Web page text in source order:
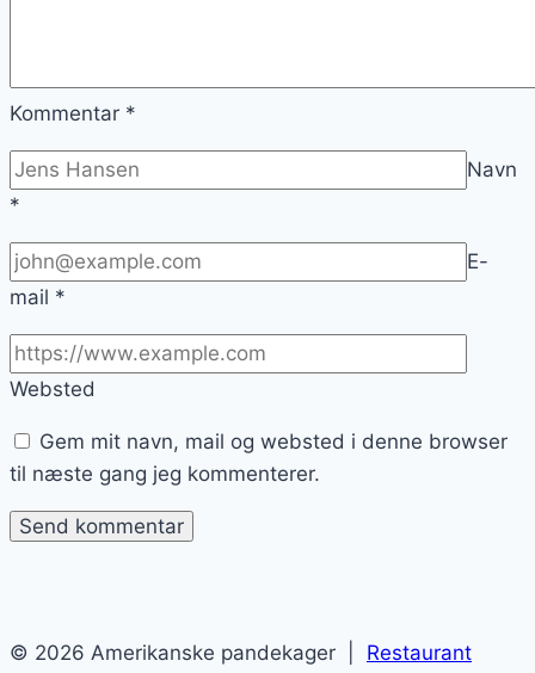
Kommentar *
Navn
*
E-
mail *
Websted
Gem mit navn, mail og websted i denne browser
til næste gang jeg kommenterer.
© 2026 Amerikanske pandekager | Restaurant